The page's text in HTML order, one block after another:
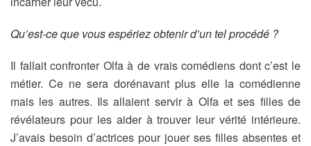
Qu’est-ce que vous espériez obtenir d’un tel procédé ?
Il fallait confronter Olfa à de vrais comédiens dont c’est le
métier. Ce ne sera dorénavant plus elle la comédienne
mais les autres. Ils allaient servir à Olfa et ses filles de
révélateurs pour les aider à trouver leur vérité intérieure.
J’avais besoin d’actrices pour jouer ses filles absentes et